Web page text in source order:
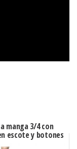
manga 3/4 con
escote y botones